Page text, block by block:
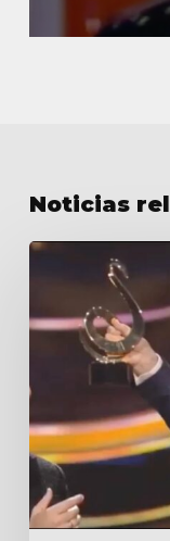
Noticias
Premios
Nuestro